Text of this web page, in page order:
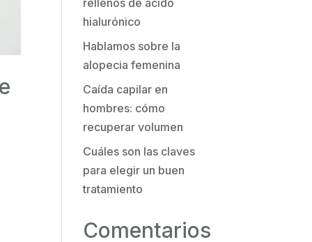
rellenos de ácido
hialurónico
Hablamos sobre la
alopecia femenina
Caída capilar en
hombres: cómo
recuperar volumen
Cuáles son las claves
para elegir un buen
tratamiento
Comentarios